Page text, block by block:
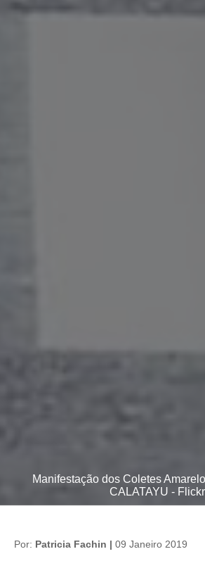
Manifestação dos Coletes
CALATAYU - Flickr
Por: Patricia Fachin | 09 Janeiro 2019